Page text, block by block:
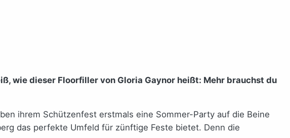
wie dieser Floorfiller von Gloria Gaynor heißt: Mehr brauchst du
ihrem Schützenfest erstmals eine Sommer-Party auf die Beine
das perfekte Umfeld für zünftige Feste bietet. Denn die